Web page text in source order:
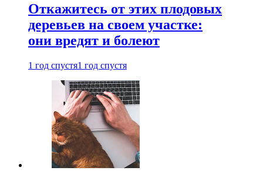
Откажитесь от этих плодовых
деревьев на своем участке:
они вредят и болеют
1 год спустя1 год спустя